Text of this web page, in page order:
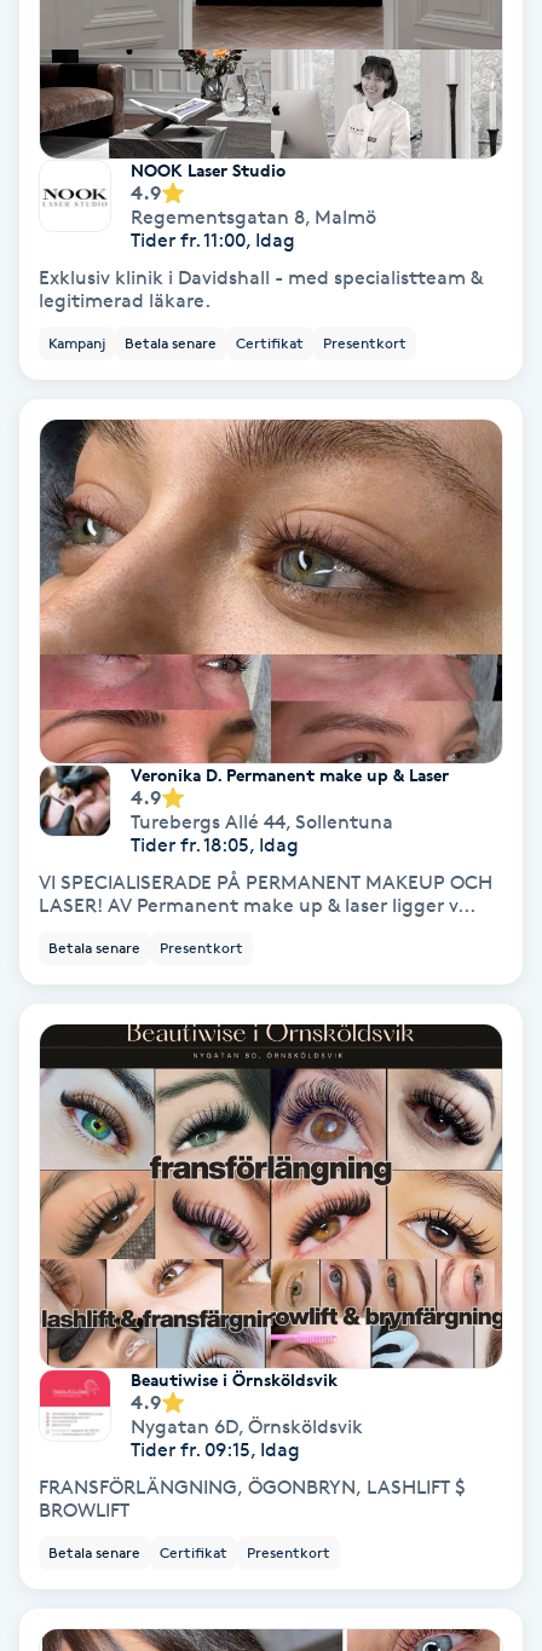
Skinbooster
Sklerosering
Skoinlägg
Skägg
Skäggfärgning
Skäggtrimmning
Skönhet
Slingor
Sockring
Spa manikyr & pedikyr
Spa-manikyr
Spa-pedikyr
Stylist
Sugaring
Svensk massage
Svettbehandling
Tuina-massage
Taktil massage
Tandblekning
Tandläkare
NOOK Laser Studio
4.9
Regementsgatan 8, Malmö
Tider fr. 11:00, Idag
Exklusiv klinik i Davidshall - med specialistteam &
legitimerad läkare.
Kampanj Betala senare Certifikat Presentkort
Veronika D. Permanent make up & Laser
4.9
Turebergs Allé 44, Sollentuna
Tider fr. 18:05, Idag
VI SPECIALISERADE PÅ PERMANENT MAKEUP OCH
LASER! AV Permanent make up & laser ligger v...
Betala senare Presentkort
Beautiwise i Örnsköldsvik
4.9
Nygatan 6D, Örnsköldsvik
Tider fr. 09:15, Idag
FRANSFÖRLÄNGNING, ÖGONBRYN, LASHLIFT $
BROWLIFT
Betala senare Certifikat Presentkort